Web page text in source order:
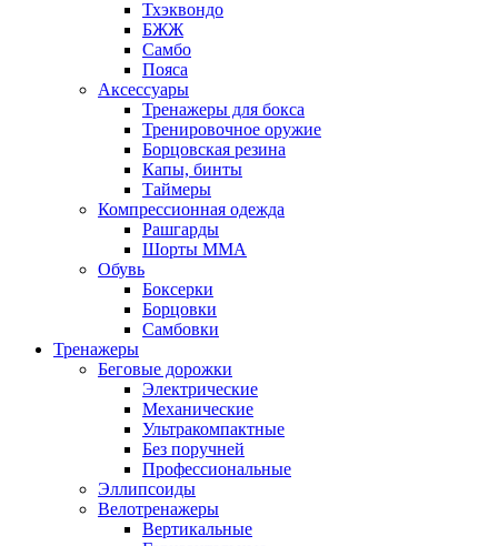
Тхэквондо
БЖЖ
Самбо
Пояса
Аксессуары
Тренажеры для бокса
Тренировочное оружие
Борцовская резина
Капы, бинты
Таймеры
Компрессионная одежда
Рашгарды
Шорты MMA
Обувь
Боксерки
Борцовки
Самбовки
Тренажеры
Беговые дорожки
Электрические
Механические
Ультракомпактные
Без поручней
Профессиональные
Эллипсоиды
Велотренажеры
Вертикальные